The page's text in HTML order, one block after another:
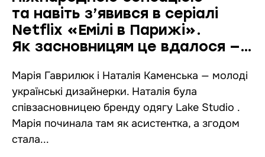
та навіть з’явився в серіалі
Netflix «Емілі в Парижі».
Як засновницям це вдалося —
Марія Гаврилюк і Наталія Каменська — молоді
українські дизайнерки. Наталія була
співзасновницею бренду одягу Lake Studio .
Марія починала там як асистентка, а згодом
стала...